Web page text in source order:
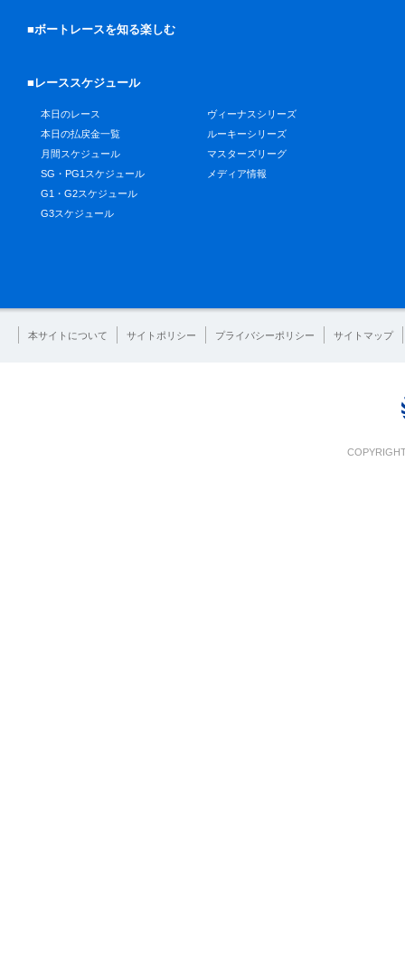
■ボートレースを知る楽しむ
■レーススケジュール
本日のレース
本日の払戻金一覧
月間スケジュール
SG・PG1スケジュール
G1・G2スケジュール
G3スケジュール
ヴィーナスシリーズ
ルーキーシリーズ
マスターズリーグ
メディア情報
本サイトについて サイトポリシー プライバシーポリシー サイトマップ